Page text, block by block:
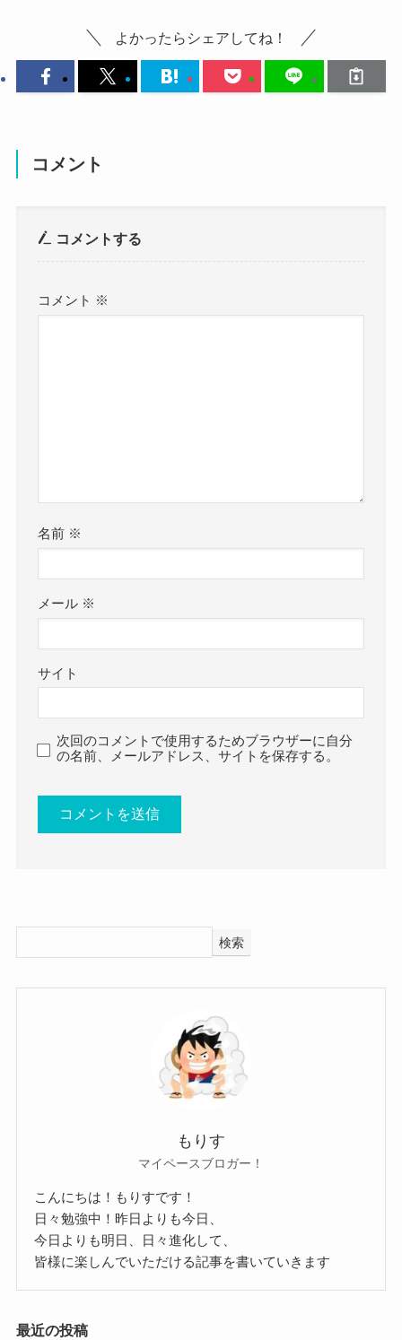
高校・大学について詳しく見ていきましょう。
キムソヒ トロット 結婚 彼氏
キムソヒ(トロット)の出身高校
まずはキム・ソヒの出身高校ですが、
女子高校でした！
釜山出身のキム・ソヒは高校時代までは地元で暮
当時からオーディションとかも受
けていたみたいだよ！
そんなキム・ソヒですが、
アップされていました。
よかったらシェアしてね！
コメント
コメントする
コメント ※
名前 ※
メール ※
サイト
次回のコメントで使用するためブラウザーに自分
の名前、メールアドレス、サイトを保存する。
検索
もりす
マイペースブロガー！
こんにちは！もりすです！
日々勉強中！昨日よりも今日、
今日よりも明日、日々進化して、
皆様に楽しんでいただける記事を書いていきます
最近の投稿